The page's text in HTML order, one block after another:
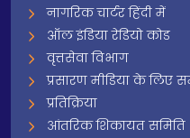
नागरिक चार्टर हिंदी में
ऑल इंडिया रेडियो कोड
वृत्तसेवा विभाग
प्रसारण मीडिया के लिए
प्रतिक्रिया
आंतरिक शिकायत समिति